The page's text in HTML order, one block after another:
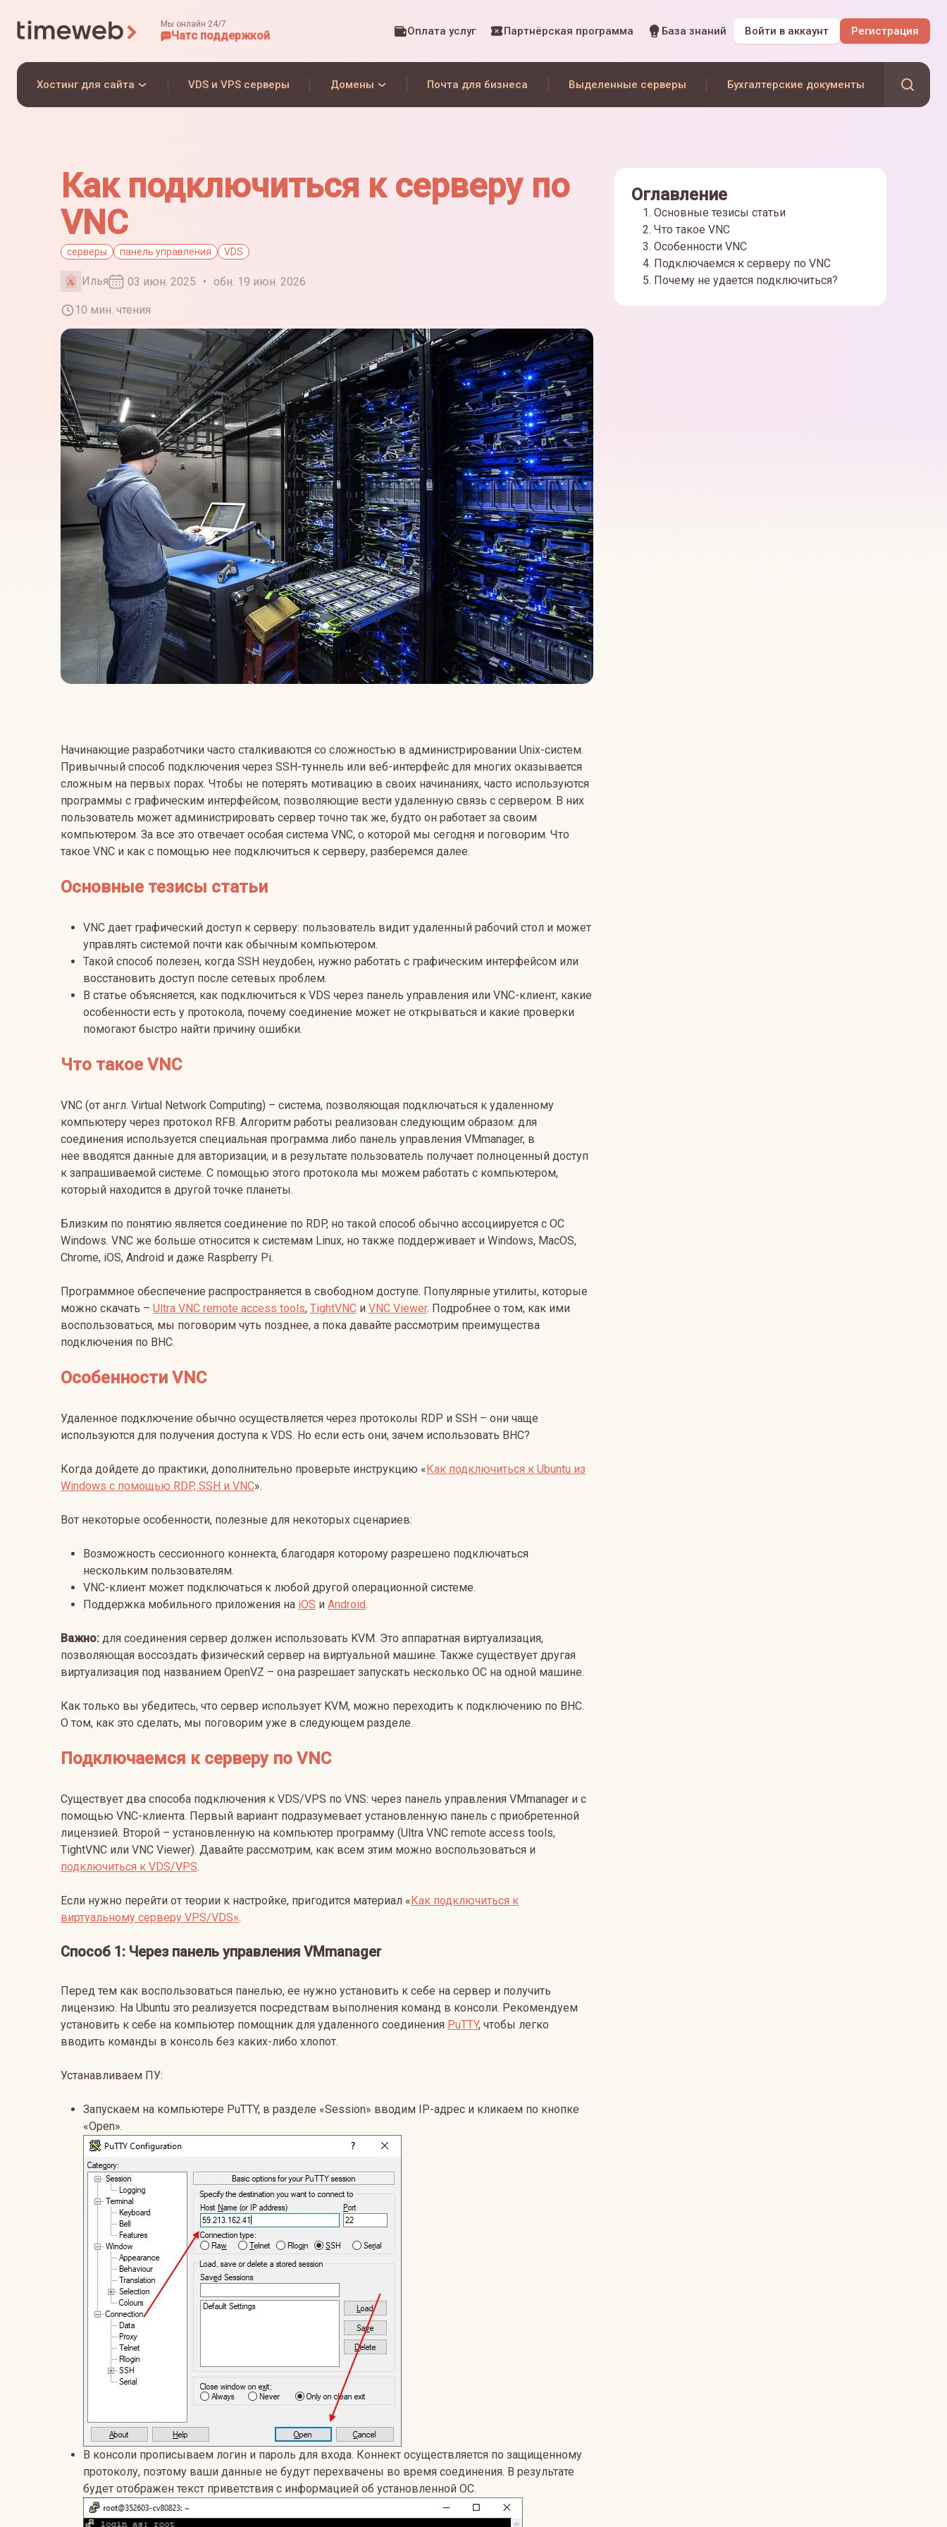
Мы онлайн 24/7
Чатс поддержкой Оплата услуг Партнёрская программа База знаний Войти в аккаунт Регистрация
Хостинг для сайта VDS и VPS серверы Домены Почта для бизнеса Выделенные серверы Бухгалтерские документы
Как подключиться к серверу по
VNC
серверы панель управления VDS
Илья 03 июн. 2025 • обн. 19 июн. 2026
10 мин. чтения
Оглавление
Основные тезисы статьи
Что такое VNC
Особенности VNC
Подключаемся к серверу по VNC
Почему не удается подключиться?
Начинающие разработчики часто сталкиваются со сложностью в администрировании Unix-систем.
Привычный способ подключения через SSH-туннель или веб-интерфейс для многих оказывается
сложным на первых порах. Чтобы не потерять мотивацию в своих начинаниях, часто используются
программы с графическим интерфейсом, позволяющие вести удаленную связь с сервером. В них
пользователь может администрировать сервер точно так же, будто он работает за своим
компьютером. За все это отвечает особая система VNC, о которой мы сегодня и поговорим. Что
такое VNC и как с помощью нее подключиться к серверу, разберемся далее.
Основные тезисы статьи
VNC дает графический доступ к серверу: пользователь видит удаленный рабочий стол и может
управлять системой почти как обычным компьютером.
Такой способ полезен, когда SSH неудобен, нужно работать с графическим интерфейсом или
восстановить доступ после сетевых проблем.
В статье объясняется, как подключиться к VDS через панель управления или VNC-клиент, какие
особенности есть у протокола, почему соединение может не открываться и какие проверки
помогают быстро найти причину ошибки.
Что такое VNC
VNC (от англ. Virtual Network Computing) – система, позволяющая подключаться к удаленному
компьютеру через протокол RFB. Алгоритм работы реализован следующим образом: для
соединения используется специальная программа либо панель управления VMmanager, в
нее вводятся данные для авторизации, и в результате пользователь получает полноценный доступ
к запрашиваемой системе. С помощью этого протокола мы можем работать с компьютером,
который находится в другой точке планеты.
Близким по понятию является соединение по RDP, но такой способ обычно ассоциируется с ОС
Windows. VNC же больше относится к системам Linux, но также поддерживает и Windows, MacOS,
Chrome, iOS, Android и даже Raspberry Pi.
Программное обеспечение распространяется в свободном доступе. Популярные утилиты, которые
можно скачать – Ultra VNC remote access tools, TightVNC и VNC Viewer. Подробнее о том, как ими
воспользоваться, мы поговорим чуть позднее, а пока давайте рассмотрим преимущества
подключения по ВНС.
Особенности VNC
Удаленное подключение обычно осуществляется через протоколы RDP и SSH – они чаще
используются для получения доступа к VDS. Но если есть они, зачем использовать ВНС?
Когда дойдете до практики, дополнительно проверьте инструкцию «Как подключиться к Ubuntu из
Windows с помощью RDP, SSH и VNC».
Вот некоторые особенности, полезные для некоторых сценариев:
Возможность сессионного коннекта, благодаря которому разрешено подключаться
нескольким пользователям.
VNC-клиент может подключаться к любой другой операционной системе.
Поддержка мобильного приложения на iOS и Android.
Важно: для соединения сервер должен использовать KVM. Это аппаратная виртуализация,
позволяющая воссоздать физический сервер на виртуальной машине. Также существует другая
виртуализация под названием OpenVZ – она разрешает запускать несколько ОС на одной машине.
Как только вы убедитесь, что сервер использует KVM, можно переходить к подключению по ВНС.
О том, как это сделать, мы поговорим уже в следующем разделе.
Подключаемся к серверу по VNC
Существует два способа подключения к VDS/VPS по VNS: через панель управления VMmanager и с
помощью VNC-клиента. Первый вариант подразумевает установленную панель с приобретенной
лицензией. Второй – установленную на компьютер программу (Ultra VNC remote access tools,
TightVNC или VNC Viewer). Давайте рассмотрим, как всем этим можно воспользоваться и
подключиться к VDS/VPS.
Если нужно перейти от теории к настройке, пригодится материал «Как подключиться к
виртуальному серверу VPS/VDS».
Способ 1: Через панель управления VMmanager
Перед тем как воспользоваться панелью, ее нужно установить к себе на сервер и получить
лицензию. На Ubuntu это реализуется посредствам выполнения команд в консоли. Рекомендуем
установить к себе на компьютер помощник для удаленного соединения PuTTY, чтобы легко
вводить команды в консоль без каких-либо хлопот.
Устанавливаем ПУ:
Запускаем на компьютере PuTTY, в разделе «Session» вводим IP-адрес и кликаем по кнопке
«Open».
В консоли прописываем логин и пароль для входа. Коннект осуществляется по защищенному
протоколу, поэтому ваши данные не будут перехвачены во время соединения. В результате
будет отображен текст приветствия с информацией об установленной ОС.